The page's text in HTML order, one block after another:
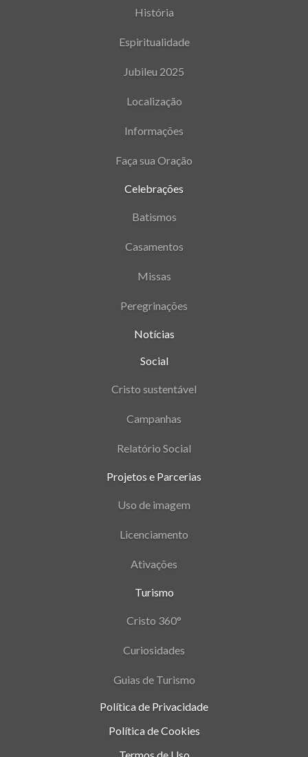
História
Espiritualidade
Jubileu 2025
Localização
Informações
Faça sua Oração
Celebrações
Batismos
Casamentos
Missas
Peregrinações
Notícias
Social
Cristo sustentável
Campanhas
Relatório Social
Projetos e Parcerias
Uso de imagem
Licenciamento
Ativações
Turismo
Cristo 360°
Curiosidades
Guias de Turismo
Política de Privacidade
Política de Cookies